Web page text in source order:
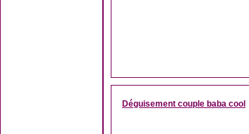
Déguisement couple baba cool